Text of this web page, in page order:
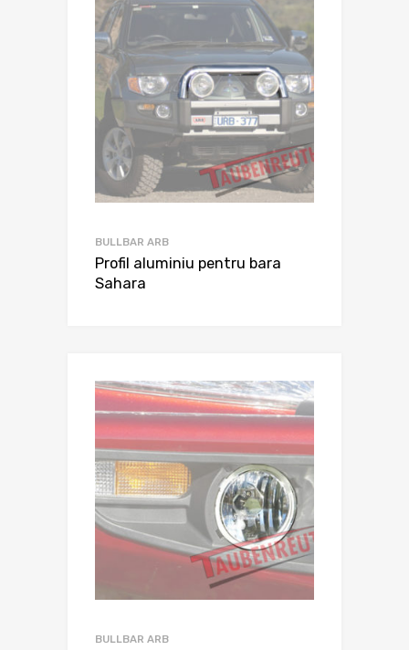
BULLBAR ARB
Profil aluminiu pentru bara
Sahara
BULLBAR ARB